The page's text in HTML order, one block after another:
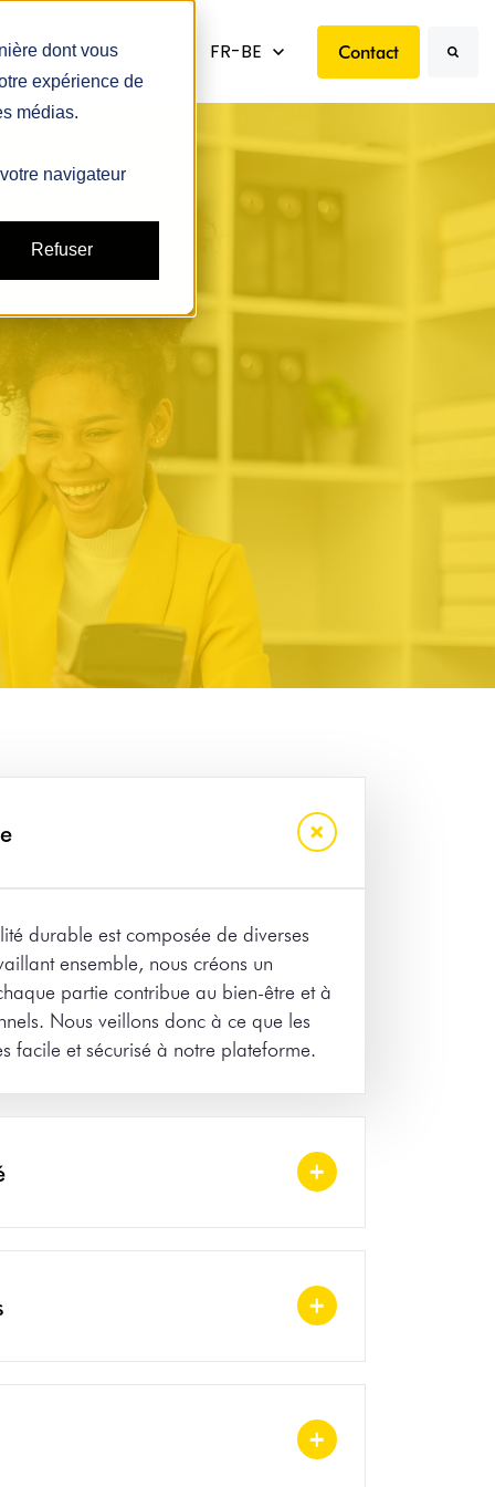
dont vous
expérience de
médias.
navigateur
Refuser
for Ressources
Show submenu for À propos
À propos Show submenu for translations
FR-BE Contact
durable est composée de diverses
ensemble, nous créons un
partie contribue au bien-être et à
Nous veillons donc à ce que les
facile et sécurisé à notre plateforme.